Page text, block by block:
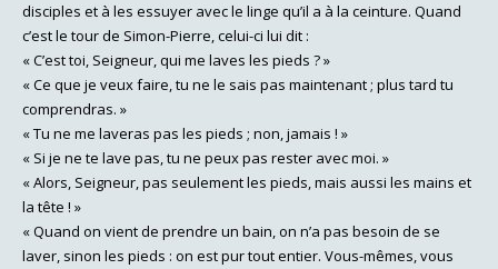
disciples et à les essuyer avec le linge qu’il a à la ceinture. Quand
c’est le tour de Simon-Pierre, celui-ci lui dit :
« C’est toi, Seigneur, qui me laves les pieds ? »
« Ce que je veux faire, tu ne le sais pas maintenant ; plus tard tu
comprendras. »
« Tu ne me laveras pas les pieds ; non, jamais ! »
« Si je ne te lave pas, tu ne peux pas rester avec moi. »
« Alors, Seigneur, pas seulement les pieds, mais aussi les mains et
la tête ! »
« Quand on vient de prendre un bain, on n’a pas besoin de se
laver, sinon les pieds : on est pur tout entier. Vous-mêmes, vous